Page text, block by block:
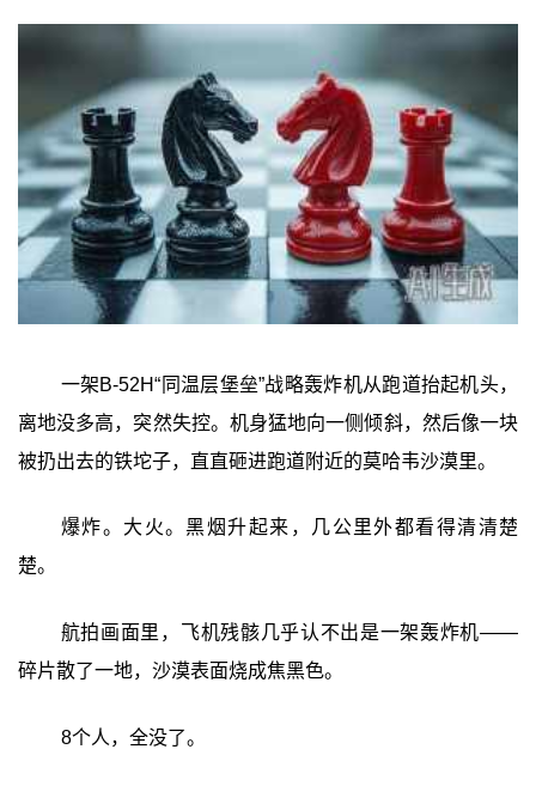
一架B-52H“同温层堡垒”战略轰炸机从跑道抬起机头，
离地没多高，突然失控。机身猛地向一侧倾斜，然后像一块
被扔出去的铁坨子，直直砸进跑道附近的莫哈韦沙漠里。
爆炸。大火。黑烟升起来，几公里外都看得清清楚
楚。
航拍画面里，飞机残骸几乎认不出是一架轰炸机——
碎片散了一地，沙漠表面烧成焦黑色。
8个人，全没了。